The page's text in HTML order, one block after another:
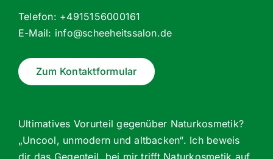
Telefon: +4915156000161
E-Mail: info@scheeheitssalon.de
Zum Kontaktformular
Ultimatives Vorurteil gegenüber Naturkosmetik?
„Uncool, unmodern und altbacken“. Ich beweis
dir das Gegenteil, bei mir trifft Naturkosmetik auf